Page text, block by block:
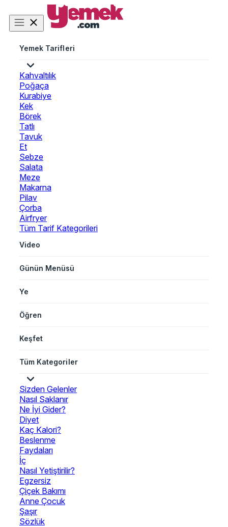
Yemek Tarifleri
Kahvaltılık
Poğaça
Kurabiye
Kek
Börek
Tatlı
Tavuk
Et
Sebze
Salata
Meze
Makarna
Pilav
Çorba
Airfryer
Tüm Tarif Kategorileri
Video
Günün Menüsü
Ye
Öğren
Keşfet
Tüm Kategoriler
Sizden Gelenler
Nasıl Saklanır
Ne İyi Gider?
Diyet
Kaç Kalori?
Beslenme
Faydaları
İç
Nasıl Yetiştirilir?
Egzersiz
Çiçek Bakımı
Anne Çocuk
Şaşır
Sözlük